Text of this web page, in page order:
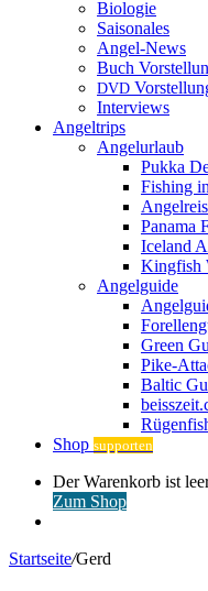
Biologie
Saisonales
Angel-News
Buch
DVD
Interviews
Angeltrips
Angelurlaub
Pukka
Fishing
Panama
Iceland
Kingfish
Angelguide
Green
Pike-
Baltic
Shop supporten
Warenkorb
ansehen
Der Warenkorb ist
Zum Shop
Startseite/Gerd